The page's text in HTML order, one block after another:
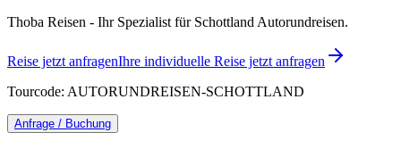
Thoba Reisen - Ihr Spezialist für Schottland Autorundreisen.
Reise jetzt anfragenIhre individuelle Reise jetzt anfragen
Tourcode: AUTORUNDREISEN-SCHOTTLAND
Anfrage / Buchung